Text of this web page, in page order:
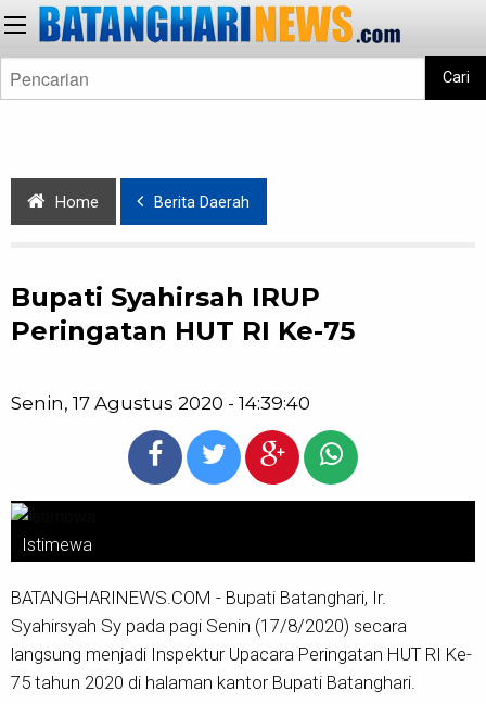
Cari
Home Berita Daerah
Bupati Syahirsah IRUP
Peringatan HUT RI Ke-75
Senin, 17 Agustus 2020 - 14:39:40
Istimewa
BATANGHARINEWS.COM - Bupati Batanghari, Ir.
Syahirsyah Sy pada pagi Senin (17/8/2020) secara
langsung menjadi Inspektur Upacara Peringatan HUT RI Ke-
75 tahun 2020 di halaman kantor Bupati Batanghari.